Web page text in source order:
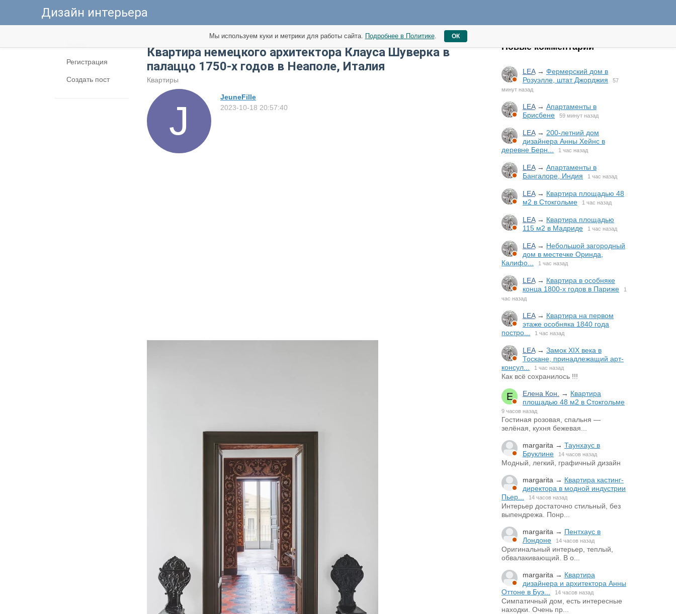
Дизайн интерьера
Регистрация
Создать пост
Новые комментарии
LEA→ Фермерский дом в
Розуэлле, штат Джорджия
57
минут назад
LEA→ Апартаменты в
Брисбене
59 минут назад
LEA→ 200-летний дом
дизайнера Анны Хейнс в
деревне Берн...
1 час назад
LEA→ Апартаменты в
Бангалоре, Индия
1 час назад
LEA→ Квартира площадью 48
м2 в Стокгольме
1 час назад
LEA→ Квартира площадью
115 м2 в Мадриде
1 час назад
LEA→ Небольшой загородный
дом в местечке Оринда,
Калифо...
1 час назад
LEA→ Квартира в особняке
конца 1800-х годов в Париже
1
час назад
LEA→ Квартира на первом
этаже особняка 1840 года
постро...
1 час назад
LEA→ Замок XIX века в
Тоскане, принадлежащий арт-
консул...
1 час назад
Как всё сохранилось !!!
Елена Кон. → Квартира
площадью 48 м2 в Стокгольме
9 часов назад
Гостиная розовая, спальня —
зелёная, кухня бежевая...
margarita → Таунхаус в
Бруклине
14 часов назад
Модный, легкий, графичный дизайн
margarita → Квартира кастинг-
директора в модной индустрии
Пьер...
14 часов назад
Интерьер достаточно стильный, без
выпендрежа. Понр...
margarita → Пентхаус в
Лондоне
14 часов назад
Оригинальный интерьер, теплый,
обвалакивающий. В о...
margarita → Квартира
дизайнера и архитектора Анны
Оттоне в Буэ...
14 часов назад
Симпатичный дом, есть интересные
находки. Очень пр...
Квартира немецкого архитектора Клауса Шуверка в
палаццо 1750-х годов в Неаполе, Италия
Квартиры
JeuneFille
2023-10-18 20:57:40
Мы используем куки и метрики для работы сайта. Подробнее в Политике. ОК